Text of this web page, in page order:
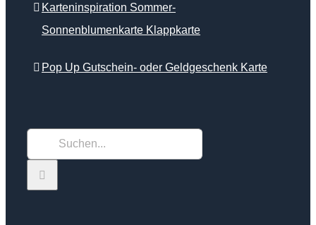
Karteninspiration Sommer-
Sonnenblumenkarte Klappkarte
Pop Up Gutschein- oder Geldgeschenk Karte
nach: